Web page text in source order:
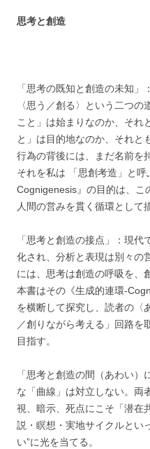
思考と創造
「思考の既知と創造の未知
〈思う／創る〉という二つ
こと」は始まりなのか、それ
と」は目的地なのか、それと
行為の背後には、まだ名前を
それを私は 「思創考造」と
Cognigenesis』の目的は、こ
人間の営みを貫く循環として
「思考と創造の接点」：現
化され、分析と表現は別々の
には、思考は創造の呼吸を、
本書はその《生成的連環-
を横断して探究し、読者の〈
／創りながら考える」回路を
目指す。
「思考と創造の間（あわい
な「曲線」は対立しない。
視、暗示、死点にこそ「潜在
説・瞑想・実地サイクルとい
い”に光を当てる。